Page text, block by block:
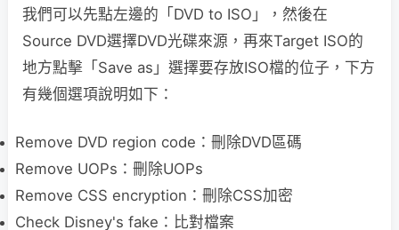
我們可以先點左邊的「DVD to ISO」，然後在
Source DVD選擇DVD光碟來源，再來Target ISO的
地方點擊「Save as」選擇要存放ISO檔的位子，下方
有幾個選項說明如下：
Remove DVD region code：刪除DVD區碼
Remove UOPs：刪除UOPs
Remove CSS encryption：刪除CSS加密
Check Disney's fake：比對檔案